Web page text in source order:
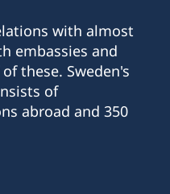
with almost
embassies and
these. Sweden's
of
abroad and 350